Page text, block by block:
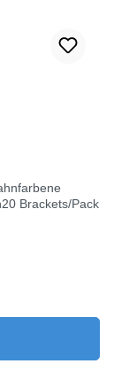
Brackets/Pack